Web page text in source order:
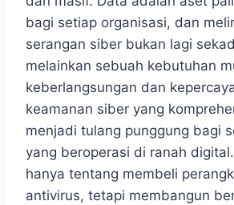
bagi setiap organisasi, dan
serangan siber bukan lagi
melainkan sebuah kebutuhan
keberlangsungan dan
keamanan siber yang
menjadi tulang punggung bagi
yang beroperasi di ranah
hanya tentang membeli
antivirus, tetapi membangun